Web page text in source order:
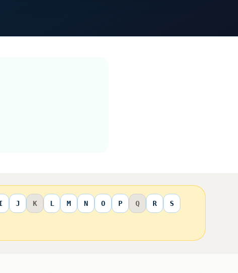
J K L M N O P Q R S